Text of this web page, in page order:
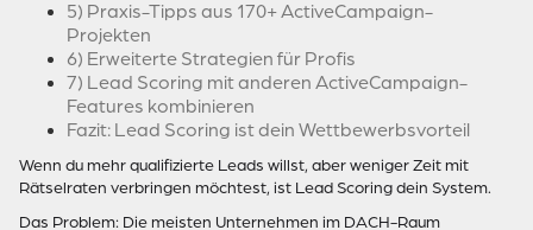
Wenn du mehr qualifizierte Leads willst, aber weniger Zeit mit
Rätselraten verbringen möchtest, ist Lead Scoring dein System.
Das Problem: Die meisten Unternehmen im DACH-Raum
5) Praxis-Tipps aus 170+ ActiveCampaign-
Projekten
6) Erweiterte Strategien für Profis
7) Lead Scoring mit anderen ActiveCampaign-
Features kombinieren
Fazit: Lead Scoring ist dein Wettbewerbsvorteil